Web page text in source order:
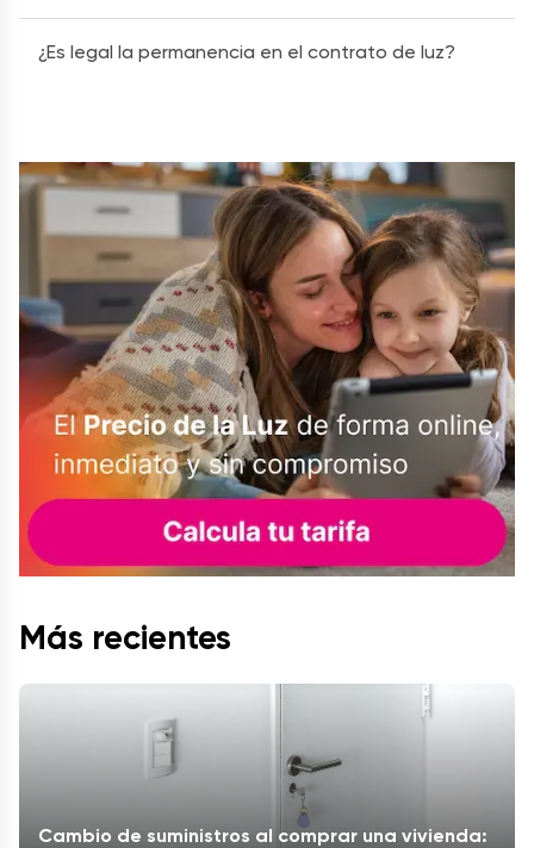
¿Es legal la permanencia en el contrato de luz?
Más recientes
Cambio de suministros al comprar una vivienda: